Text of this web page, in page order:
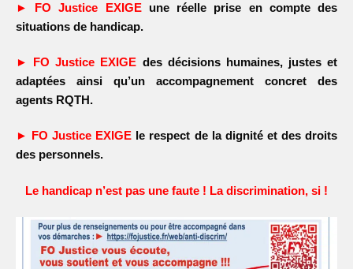
► FO Justice EXIGE
une réelle prise en compte des
situations de handicap.
► FO Justice EXIGE des décisions humaines, justes et
adaptées ainsi qu’un accompagnement concret des
agents RQTH.
► FO Justice EXIGE le respect de la dignité et des droits
des personnels.
Le handicap n’est pas une faute ! La discrimination, si !